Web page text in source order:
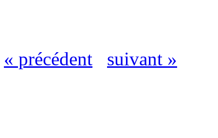
« précédent suivant »